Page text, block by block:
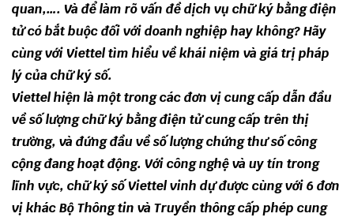
quan,…. Và để làm rõ vấn đề dịch vụ chữ ký bằng điện
tử có bắt buộc đối với doanh nghiệp hay không? Hãy
cùng với Viettel tìm hiểu về khái niệm và giá trị pháp
lý của chữ ký số.
Viettel hiện là một trong các đơn vị cung cấp dẫn đầu
về số lượng chữ ký bằng điện tử cung cấp trên thị
trường, và đứng đầu về số lượng chứng thư số công
cộng đang hoạt động. Với công nghệ và uy tín trong
lĩnh vực, chữ ký số Viettel vinh dự được cùng với 6 đơn
vị khác Bộ Thông tin và Truyền thông cấp phép cung